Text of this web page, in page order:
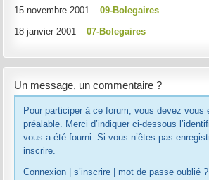
15 novembre 2001 –09-Bolegaires
18 janvier 2001 –07-Bolegaires
Un message, un commentaire ?
Pour participer à ce forum, vous devez vous enregistrer au
préalable. Merci d’indiquer ci-dessous l’identifiant personnel qui
vous a été fourni. Si vous n’êtes pas enregistré, vous devez vous
inscrire.
Connexion
s’inscrire mot de passe oublié ?